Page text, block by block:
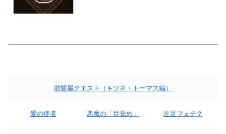
散髪屋クエスト（キツネ・トーマス編）
愛の使者 悪魔の「目覚め」 左足フェチ？